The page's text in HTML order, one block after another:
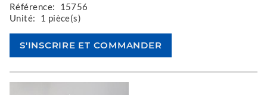
Référence:
15756
Unité:
1 pièce(s)